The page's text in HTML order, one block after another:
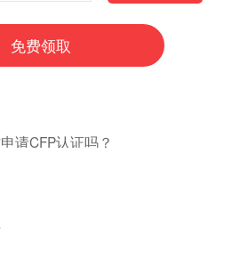
请CFP认证吗？